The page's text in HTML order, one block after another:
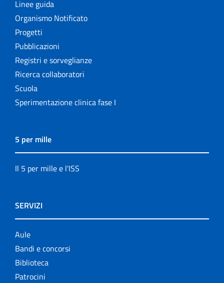
Linee guida
Organismo Notificato
Progetti
Pubblicazioni
Registri e sorveglianze
Ricerca collaboratori
Scuola
Sperimentazione clinica fase I
5 per mille
Il 5 per mille e l'ISS
SERVIZI
Aule
Bandi e concorsi
Biblioteca
Patrocini